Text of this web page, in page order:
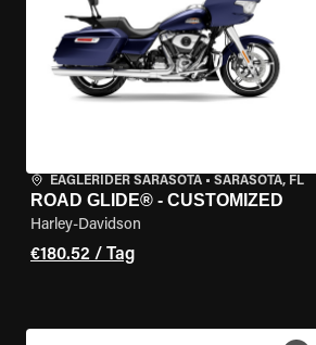
EAGLERIDER SARASOTA • SARASOTA, FL
ROAD GLIDE® - CUSTOMIZED
Harley-Davidson
€180.52 / Tag